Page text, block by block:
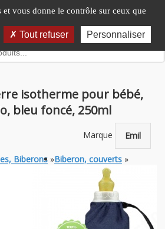
et vous donne le contrôle sur ceux que
Tout refuser Personnaliser
isotherme pour bébé,
bleu foncé, 250ml
Marque Emil
Biberons »Biberon, couverts »